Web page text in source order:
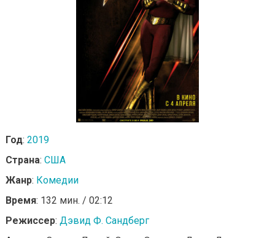
Год: 2019
Страна: США
Жанр: Комедии
Время: 132 мин. / 02:12
Режиссер: Дэвид Ф. Сандберг